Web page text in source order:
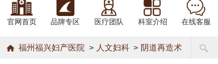
官网首页 品牌专区 医疗团队 科室介绍 在线客服
福州福兴妇产医院 > 人文妇科 > 阴道再造术